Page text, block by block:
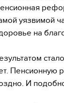
уязвимой
на
Пенсионную
И